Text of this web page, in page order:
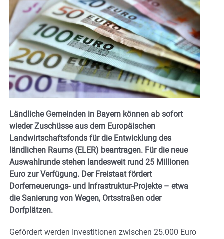
Ländliche Gemeinden in Bayern können ab sofort
wieder Zuschüsse aus dem Europäischen
Landwirtschaftsfonds für die Entwicklung des
ländlichen Raums (ELER) beantragen. Für die neue
Auswahlrunde stehen landesweit rund 25 Millionen
Euro zur Verfügung. Der Freistaat fördert
Dorferneuerungs- und Infrastruktur-Projekte – etwa
die Sanierung von Wegen, Ortsstraßen oder
Dorfplätzen.
Gefördert werden Investitionen zwischen 25.000 Euro